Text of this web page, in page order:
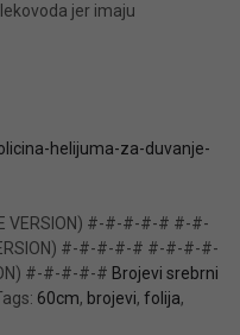
jer imaju
helijuma-za-duvanje-
VERSION) #-#-#-#-# #-#-
#-#-#-#-# #-#-#-#-
#-#-#-#-# Brojevi srebrni
60cm, brojevi, folija,